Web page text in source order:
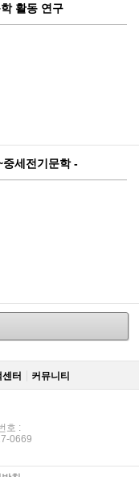
활동 연구
세전기문학 -
센터 커뮤니티
호 :
0669